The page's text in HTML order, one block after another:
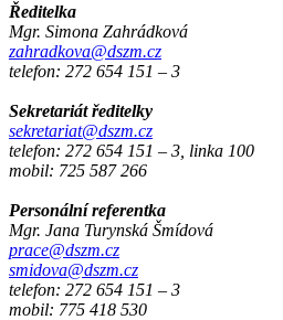
Ředitelka
Mgr. Simona Zahrádková
zahradkova@dszm.cz
telefon: 272 654 151 – 3
Sekretariát ředitelky
sekretariat@dszm.cz
telefon: 272 654 151 – 3, linka 100
mobil: 725 587 266
Personální referentka
Mgr. Jana Turynská Šmídová
prace@dszm.cz
smidova@dszm.cz
telefon: 272 654 151 – 3
mobil: 775 418 530